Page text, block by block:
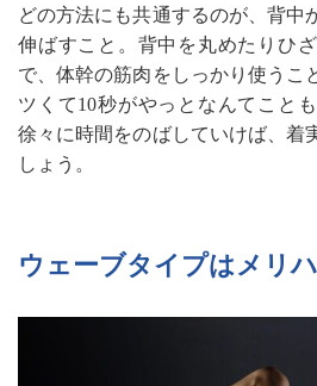
どの方法にも共通するのが、背中
伸ばすこと。背中を丸めたりひ
で、体幹の筋肉をしっかり使うこ
ツくて10秒がやっとなんてこと
徐々に時間をのばしていけば、着
しょう。
ウェーブタイプはメリ